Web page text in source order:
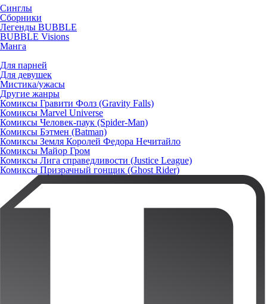
Синглы
Сборники
Легенды BUBBLE
BUBBLE Visions
Манга
Для парней
Для девушек
Мистика/ужасы
Другие жанры
Комиксы Гравити Фолз (Gravity Falls)
Комиксы Marvel Universe
Комиксы Человек-паук (Spider-Man)
Комиксы Бэтмен (Batman)
Комиксы Земля Королей Федора Нечитайло
Комиксы Майор Гром
Комиксы Лига справедливости (Justice League)
Комиксы Призрачный гонщик (Ghost Rider)